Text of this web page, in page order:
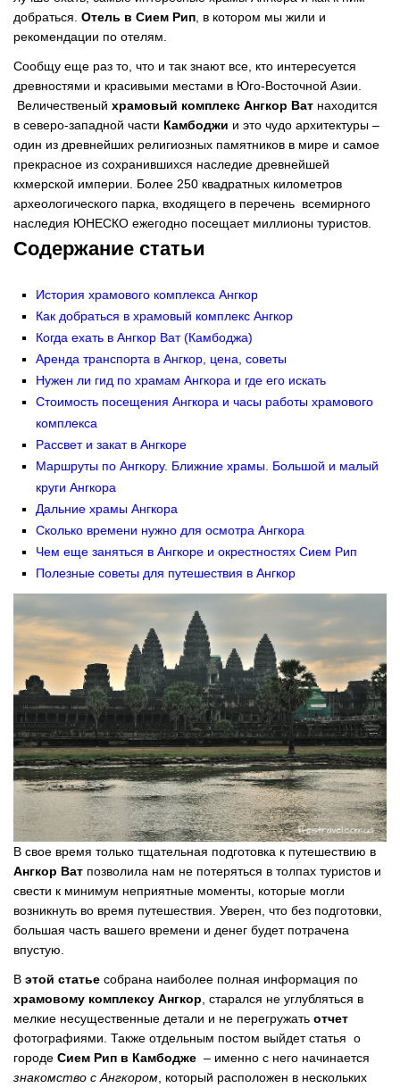
добраться. Отель в Сием Рип , в котором мы жили и
рекомендации по отелям.
Сообщу еще раз то, что и так знают все, кто интересуется
древностями и красивыми местами в Юго-Восточной Азии.
Величественый храмовый комплекс Ангкор Ват находится
в северо-западной части Камбоджи и это чудо архитектуры –
один из древнейших религиозных памятников в мире и самое
прекрасное из сохранившихся наследие древнейшей
кхмерской империи. Более 250 квадратных километров
археологического парка, входящего в перечень всемирного
наследия ЮНЕСКО ежегодно посещает миллионы туристов.
Содержание статьи
История храмового комплекса Ангкор
Как добраться в храмовый комплекс Ангкор
Когда ехать в Ангкор Ват (Камбоджа)
Аренда транспорта в Ангкор, цена, советы
Нужен ли гид по храмам Ангкора и где его искать
Стоимость посещения Ангкора и часы работы храмового
комплекса
Рассвет и закат в Ангкоре
Маршруты по Ангкору. Ближние храмы. Большой и малый
круги Ангкора
Дальние храмы Ангкора
Сколько времени нужно для осмотра Ангкора
Чем еще заняться в Ангкоре и окрестностях Сием Рип
Полезные советы для путешествия в Ангкор
В свое время только тщательная подготовка к путешествию в
Ангкор Ват позволила нам не потеряться в толпах туристов и
свести к минимум неприятные моменты, которые могли
возникнуть во время путешествия. Уверен, что без подготовки,
большая часть вашего времени и денег будет потрачена
впустую.
В этой статье собрана наиболее полная информация по
храмовому комплексу Ангкор , старался не углубляться в
мелкие несущественные детали и не перегружать отчет
фотографиями. Также отдельным постом выйдет статья о
городе Сием Рип в Камбодже – именно с него начинается
знакомство с Ангкором , который расположен в нескольких